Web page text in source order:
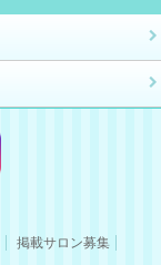
掲載サロン募集